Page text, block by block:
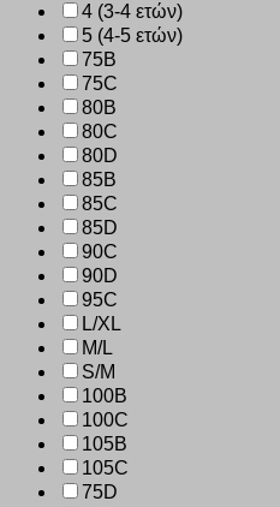
4 (3-4 ετών)
5 (4-5 ετών)
75B
75C
80B
80C
80D
85B
85C
85D
90C
90D
95C
L/XL
M/L
S/M
100B
100C
105B
105C
75D